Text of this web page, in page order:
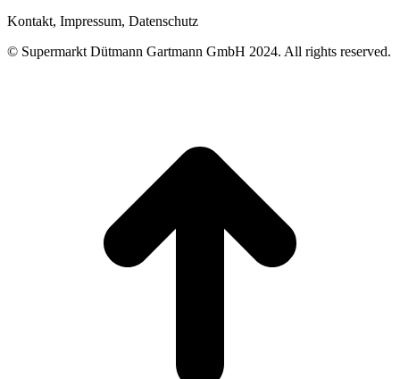
Kontakt, Impressum, Datenschutz
© Supermarkt Dütmann Gartmann GmbH 2024. All rights reserved.